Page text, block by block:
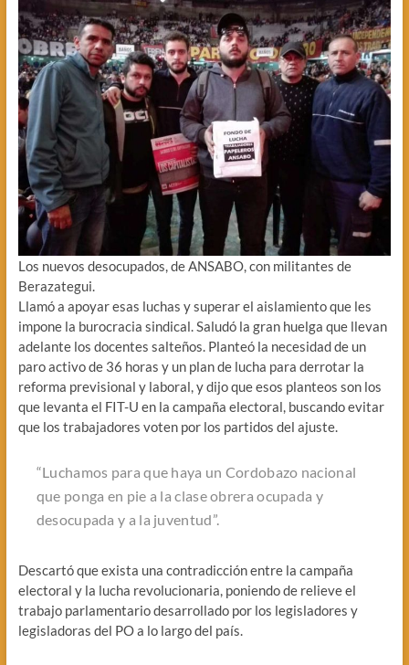
Los nuevos desocupados, de ANSABO, con militantes de
Berazategui.
Llamó a apoyar esas luchas y superar el aislamiento que les
impone la burocracia sindical. Saludó la gran huelga que llevan
adelante los docentes salteños. Planteó la necesidad de un
paro activo de 36 horas y un plan de lucha para derrotar la
reforma previsional y laboral, y dijo que esos planteos son los
que levanta el FIT-U en la campaña electoral, buscando evitar
que los trabajadores voten por los partidos del ajuste.
“Luchamos para que haya un Cordobazo nacional
que ponga en pie a la clase obrera ocupada y
desocupada y a la juventud”.
Descartó que exista una contradicción entre la campaña
electoral y la lucha revolucionaria, poniendo de relieve el
trabajo parlamentario desarrollado por los legisladores y
legisladoras del PO a lo largo del país.